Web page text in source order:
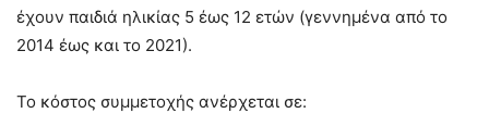
έχουν παιδιά ηλικίας 5 έως 12 ετών (γεννημένα από το
2014 έως και το 2021).
Το κόστος συμμετοχής ανέρχεται σε: